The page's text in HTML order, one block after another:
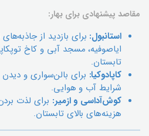
مقاصد پیشنهادی برای بهار:
استانبول: برای بازدید از
ایاصوفیه، مسجد آبی و کاخ
تابستان.
کاپادوکیا: برای بالن‌سواری و دیدن
شرایط آب و هوایی.
کوش‌آداسی و ازمیر: برای لذت
هزینه‌های بالای تابستان.